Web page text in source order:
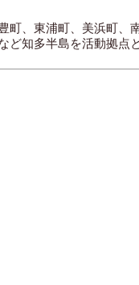
町、東浦町、美浜町、
ど知多半島を活動拠点